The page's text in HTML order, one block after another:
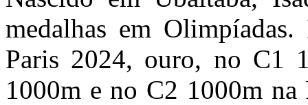
medalhas em
Paris 2024, ouro, no C1
1000m e no C2 1000m